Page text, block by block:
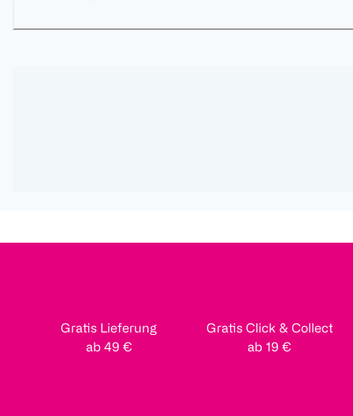
Gratis Lieferung
ab 49 €
Gratis Click & Collect
ab 19 €